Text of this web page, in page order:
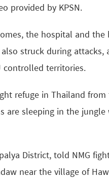
provided by KPSN.
the hospital and the
struck during
controlled territories.
refuge in Thailand
are sleeping in the
District, told NMG
near the village of